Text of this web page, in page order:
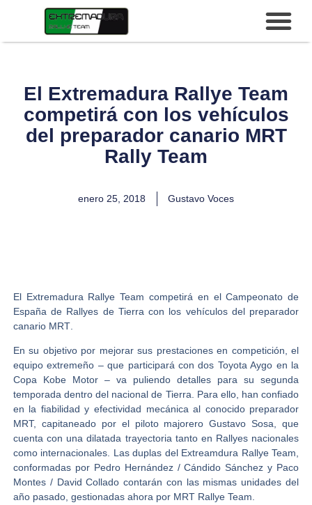
El Extremadura Rallye Team
competirá con los vehículos
del preparador canario MRT
Rally Team
enero 25, 2018 Gustavo Voces
El Extremadura Rallye Team competirá en elCampeonato de
España de Rallyes deTierra con los vehículos del preparador
canarioMRT.
En su objetivo por mejorar sus prestaciones en competición, el
equipo extremeño – que participará con dos Toyota Aygo en la
Copa Kobe Motor – va puliendo detalles para su segunda
temporada dentro del nacional de Tierra. Para ello, han confiado
en la fiabilidad y efectividad mecánica al conocido preparador
MRT, capitaneado por el piloto majoreroGustavo Sosa, que
cuenta con una dilatada trayectoria tanto en Rallyes nacionales
como internacionales. Las duplas del Extreamdura Rallye Team,
conformadas porPedro Hernández / Cándido Sánchez y Paco
Montes / David Collado contarán con las mismas unidades del
año pasado, gestionadas ahora por MRT Rallye Team.